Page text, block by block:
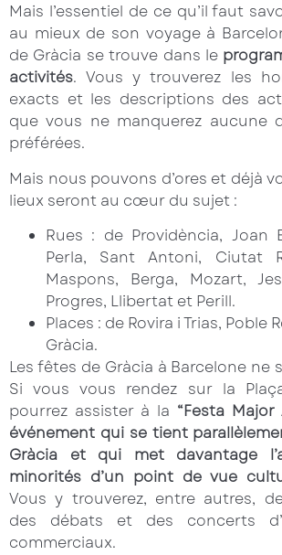
Mais l’essentiel de ce qu’il faut
au mieux de son voyage à
de Gràcia se trouve dans le
activités. Vous y trouverez les
exacts et les descriptions des
que vous ne manquerez aucune
préférées.
Mais nous pouvons d’ores et déjà
lieux seront au cœur du sujet :
Rues : de Providència, Joan
Perla, Sant Antoni, Ciutat
Maspons, Berga, Mozart,
Progres, Llibertat et Perill.
Places : de Rovira i Trias, Poble
Gràcia.
Les fêtes de Gràcia à Barcelone ne
Si vous vous rendez sur la
pourrez assister à la “Festa
événement qui se tient
Gràcia et qui met davantage
minorités d’un point de vue
Vous y trouverez, entre autres,
des débats et des concerts
commerciaux.